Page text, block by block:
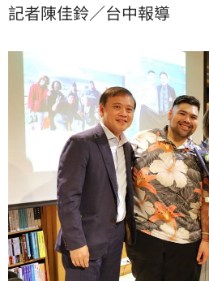
際醫療單月最高營收紀錄的實戰
台灣的病患全家齊聚力挺，共
的「信賴奇蹟
記者陳佳鈴／台中報導